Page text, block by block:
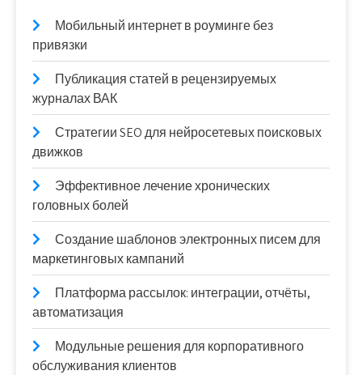
Мобильный интернет в роуминге без
привязки
Публикация статей в рецензируемых
журналах ВАК
Стратегии SEO для нейросетевых поисковых
движков
Эффективное лечение хронических
головных болей
Создание шаблонов электронных писем для
маркетинговых кампаний
Платформа рассылок: интеграции, отчёты,
автоматизация
Модульные решения для корпоративного
обслуживания клиентов